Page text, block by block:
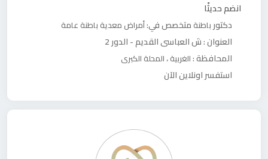
انضم حديثًا
دكتور باطنةمتخصص في:أمراض معديةباطنة عامة
العنوان :ش العباسى القديم - الدور 2
المحافظة :الغربية،المحلة الكبرى
استفسر اونلاين الآن